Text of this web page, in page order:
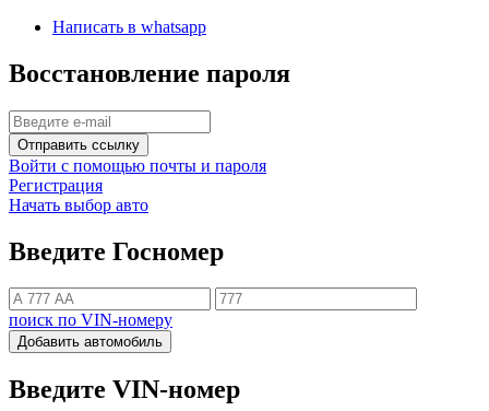
Написать в whatsapp
Восстановление пароля
Отправить ссылку
Войти с помощью почты и пароля
Регистрация
Начать выбор авто
Введите Госномер
поиск по VIN-номеру
Добавить автомобиль
Введите VIN-номер